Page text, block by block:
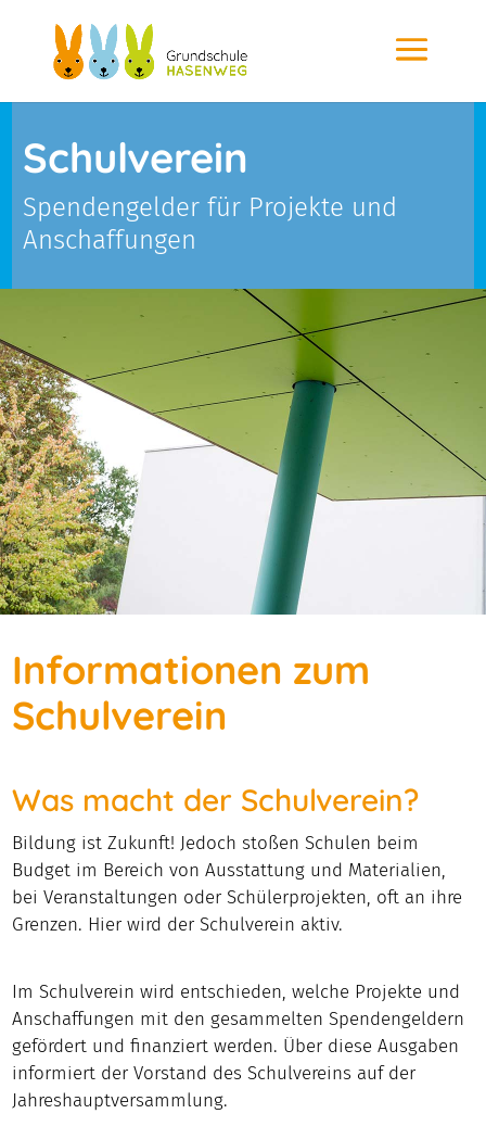
Schulverein
Spendengelder für Projekte und
Anschaffungen
Informationen zum
Schulverein
Was macht der Schulverein?
Bildung ist Zukunft! Jedoch stoßen Schulen beim
Budget im Bereich von Ausstattung und Materialien,
bei Veranstaltungen oder Schülerprojekten, oft an ihre
Grenzen. Hier wird der Schulverein aktiv.
Im Schulverein wird entschieden, welche Projekte und
Anschaffungen mit den gesammelten Spendengeldern
gefördert und finanziert werden. Über diese Ausgaben
informiert der Vorstand des Schulvereins auf der
Jahreshauptversammlung.